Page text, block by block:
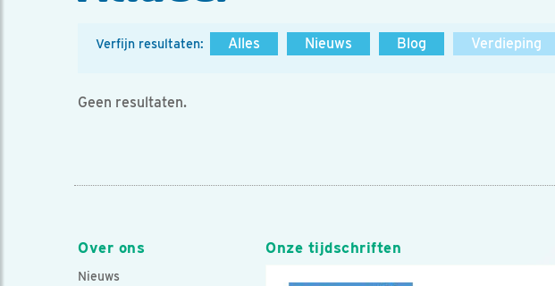
Verfijn resultaten: Alles Nieuws Blog Verdieping
Geen resultaten.
Over ons
Nieuws
Onze tijdschriften